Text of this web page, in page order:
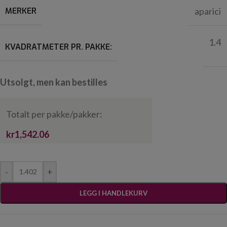
MERKER aparici
KVADRATMETER PR. PAKKE: 1.4
Utsolgt, men kan bestilles
Totalt per pakke/pakker:
kr1,542.06
- +
LEGG I HANDLEKURV